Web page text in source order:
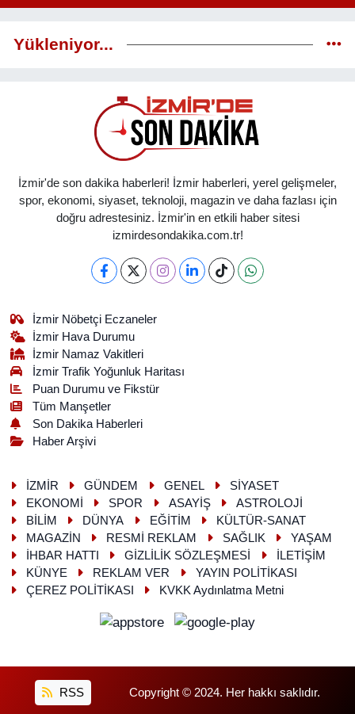
Yükleniyor...
İzmir'de son dakika haberleri! İzmir haberleri, yerel gelişmeler,
spor, ekonomi, siyaset, teknoloji, magazin ve daha fazlası için
doğru adrestesiniz. İzmir'in en etkili haber sitesi
izmirdesondakika.com.tr!
İzmir Nöbetçi Eczaneler
İzmir Hava Durumu
İzmir Namaz Vakitleri
İzmir Trafik Yoğunluk Haritası
Puan Durumu ve Fikstür
Tüm Manşetler
Son Dakika Haberleri
Haber Arşivi
İZMİR GÜNDEM GENEL
SİYASET
EKONOMİ
SPOR ASAYİŞ
ASTROLOJİ
BİLİM
DÜNYA EĞİTİM
KÜLTÜR-SANAT
MAGAZİN
RESMİ REKLAM SAĞLIK
YAŞAM
İHBAR HATTI
GİZLİLİK SÖZLEŞMESİ
İLETİŞİM
KÜNYE
REKLAM VER
YAYIN POLİTİKASI
ÇEREZ POLİTİKASI
KVKK Aydınlatma Metni
RSS Copyright © 2024. Her hakkı saklıdır.